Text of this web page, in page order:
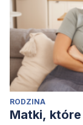
RODZINA
Matki,